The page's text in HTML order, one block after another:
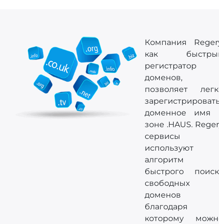
Компания
как
регистратор
доменов,
позволяет
доменное имя
зоне .HAUS.
сервисы
используют
алгоритм
быстрого
свободных
доменов
благодаря
которому